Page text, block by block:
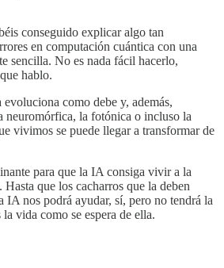
conseguido explicar algo tan
en computación cuántica con una
sencilla. No es nada fácil hacerlo,
hablo.
como debe y, además,
neuromórfica, la fotónica o incluso la
vivimos se puede llegar a transformar de
para que la IA consiga vivir a la
que los cacharros que la deben
IA nos podrá ayudar, sí, pero no tendrá la
vida como se espera de ella.